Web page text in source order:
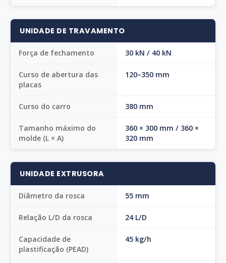
UNIDADE DE TRAVAMENTO
Força de fechamento 30 kN / 40 kN
Curso de abertura das
placas
120–350 mm
Curso do carro 380 mm
Tamanho máximo do
molde (L × A)
360 × 300 mm / 360 ×
320 mm
UNIDADE EXTRUSORA
Diâmetro da rosca 55 mm
Relação L/D da rosca 24 L/D
Capacidade de
plastificação (PEAD)
45 kg/h